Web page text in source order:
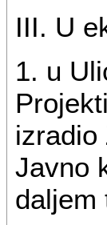
III. U
1. u
izradio
Javno
daljem